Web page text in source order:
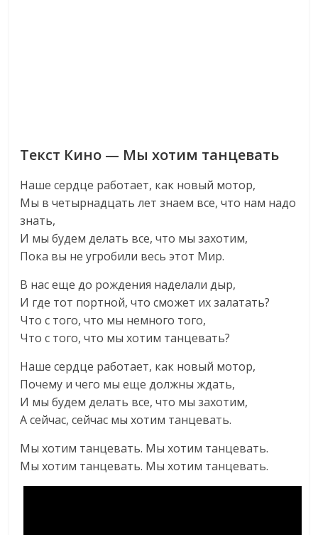
Текст Кино — Мы хотим танцевать
Наше сердце работает, как новый мотор,
Мы в четырнадцать лет знаем все, что нам надо
знать,
И мы будем делать все, что мы захотим,
Пока вы не угробили весь этот Мир.
В нас еще до рождения наделали дыр,
И где тот портной, что сможет их залатать?
Что с того, что мы немного того,
Что с того, что мы хотим танцевать?
Наше сердце работает, как новый мотор,
Почему и чего мы еще должны ждать,
И мы будем делать все, что мы захотим,
А сейчас, сейчас мы хотим танцевать.
Мы хотим танцевать. Мы хотим танцевать.
Мы хотим танцевать. Мы хотим танцевать.